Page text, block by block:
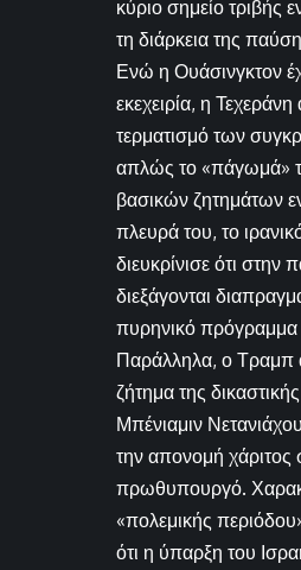
κύριο σημείο τριβής
τη διάρκεια της
Ενώ η Ουάσινγκτον
εκεχειρία, η
τερματισμό των
απλώς το «πάγωμά»
βασικών ζητημάτων
πλευρά του, το
διευκρίνισε ότι
διεξάγονται
πυρηνικό
Παράλληλα, ο Τραμπ
ζήτημα της
Μπένιαμιν
την απονομή χάριτος
πρωθυπουργό.
«πολεμικής
ότι η ύπαρξη του